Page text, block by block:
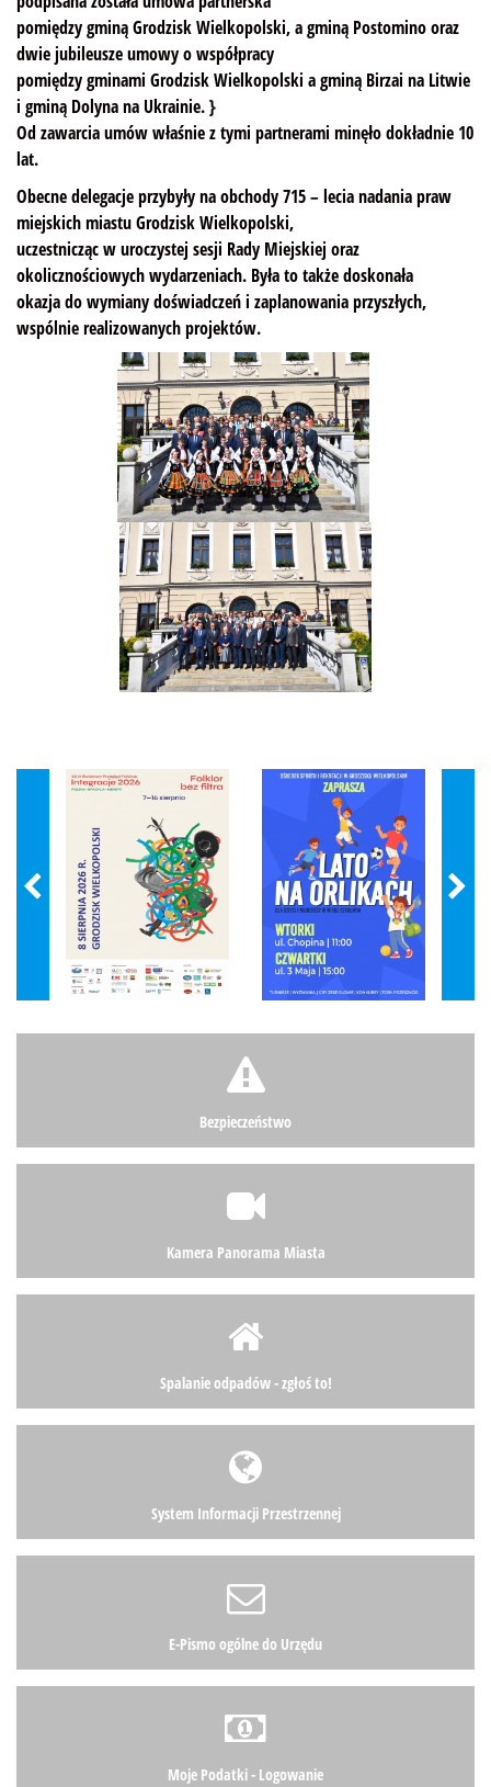
pomiędzy gminą Grodzisk Wielkopolski, a gminą Postomino oraz
dwie jubileusze umowy o współpracy
pomiędzy gminami Grodzisk Wielkopolski a gminą Birzai na Litwie
i gminą Dolyna na Ukrainie. }
Od zawarcia umów właśnie z tymi partnerami minęło dokładnie 10
lat.
Obecne delegacje przybyły na obchody 715 – lecia nadania praw
miejskich miastu Grodzisk Wielkopolski,
uczestnicząc w uroczystej sesji Rady Miejskiej oraz
okolicznościowych wydarzeniach. Była to także doskonała
okazja do wymiany doświadczeń i zaplanowania przyszłych,
wspólnie realizowanych projektów.
Bezpieczeństwo
Kamera Panorama Miasta
Spalanie odpadów - zgłoś to!
System Informacji Przestrzennej
E-Pismo ogólne do Urzędu
Moje Podatki - Logowanie